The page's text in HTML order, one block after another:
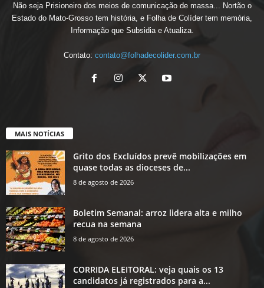
Não seja Prisioneiro dos meios de comunicação de massa... Nortão o
Estado do Mato-Grosso tem história, e Folha de Colíder tem memória,
Informação que Subsidia e Atualiza.
Contato: contato@folhadecolider.com.br
MAIS NOTÍCIAS
Grito dos Excluídos prevê mobilizações em
quase todas as dioceses de...
8 de agosto de 2026
Boletim Semanal: arroz lidera alta e milho
recua na semana
8 de agosto de 2026
CORRIDA ELEITORAL: veja quais os 13
candidatos já registrados para a...